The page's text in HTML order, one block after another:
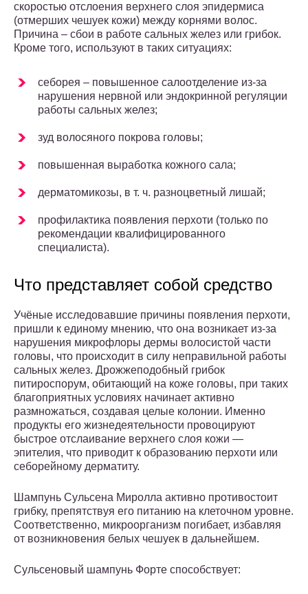
скоростью отслоения верхнего слоя эпидермиса
(отмерших чешуек кожи) между корнями волос.
Причина – сбои в работе сальных желез или грибок.
Кроме того, используют в таких ситуациях:
себорея – повышенное салоотделение из-за
нарушения нервной или эндокринной регуляции
работы сальных желез;
зуд волосяного покрова головы;
повышенная выработка кожного сала;
дерматомикозы, в т. ч. разноцветный лишай;
профилактика появления перхоти (только по
рекомендации квалифицированного
специалиста).
Что представляет собой средство
Учёные исследовавшие причины появления перхоти,
пришли к единому мнению, что она возникает из-за
нарушения микрофлоры дермы волосистой части
головы, что происходит в силу неправильной работы
сальных желез. Дрожжеподобный грибок
питироспорум, обитающий на коже головы, при таких
благоприятных условиях начинает активно
размножаться, создавая целые колонии. Именно
продукты его жизнедеятельности провоцируют
быстрое отслаивание верхнего слоя кожи —
эпителия, что приводит к образованию перхоти или
себорейному дерматиту.
Шампунь Сульсена Миролла активно противостоит
грибку, препятствуя его питанию на клеточном уровне.
Соответственно, микроорганизм погибает, избавляя
от возникновения белых чешуек в дальнейшем.
Сульсеновый шампунь Форте способствует: